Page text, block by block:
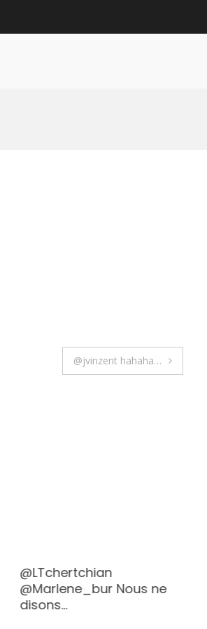
@jvinzent hahaha…
@LTchertchian
@Marlene_bur Nous ne
disons…